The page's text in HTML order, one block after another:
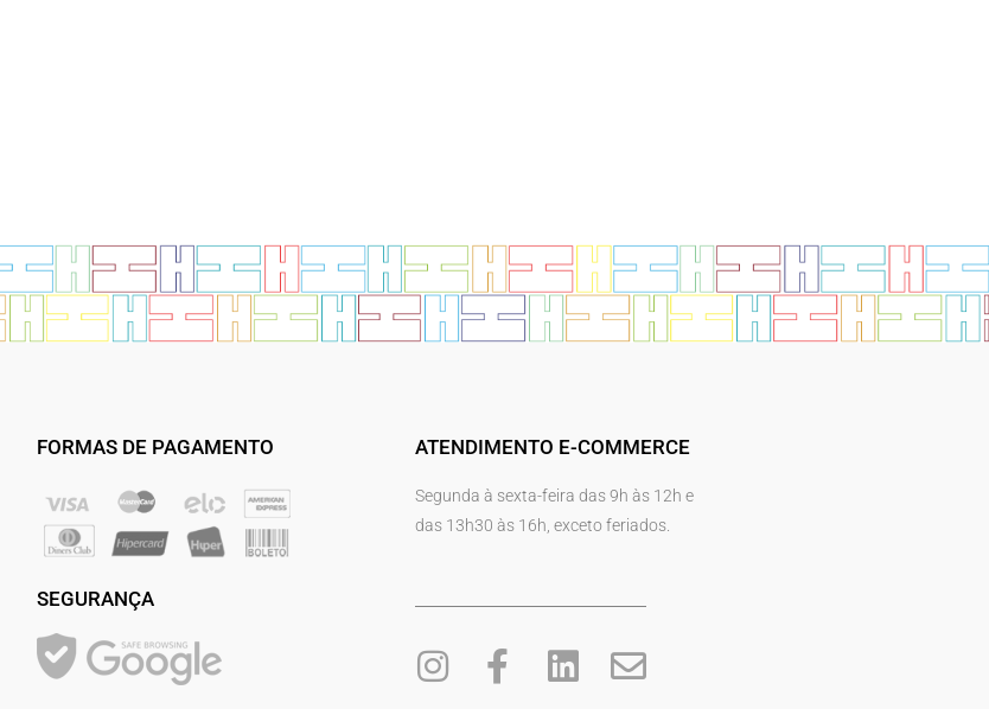
FORMAS DE PAGAMENTO
SEGURANÇA
ATENDIMENTO E-COMMERCE
Segunda à sexta-feira das 9h às 12h e
das 13h30 às 16h, exceto feriados.